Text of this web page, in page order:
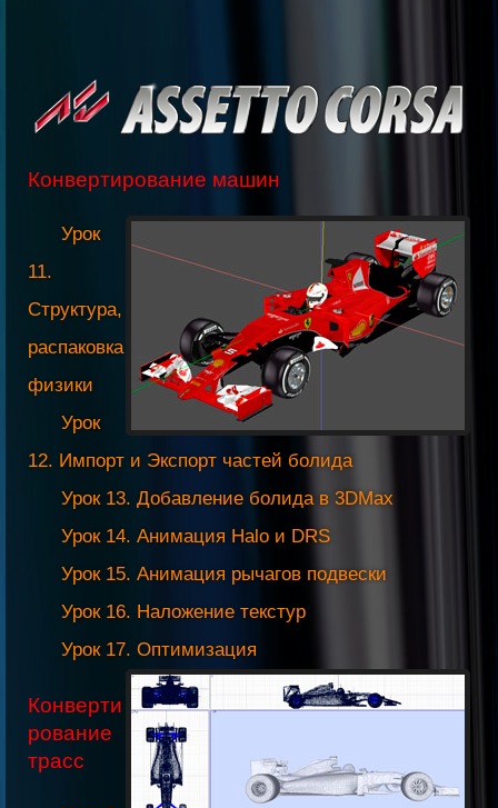
Конвертирование машин
Урок
11.
Структура,
распаковка
физики
Урок
12. Импорт и Экспорт частей болида
Урок 13. Добавление болида в 3DMax
Урок 14. Анимация Halo и DRS
Урок 15. Анимация рычагов подвески
Урок 16. Наложение текстур
Урок 17. Оптимизация
Конверти
рование
трасс